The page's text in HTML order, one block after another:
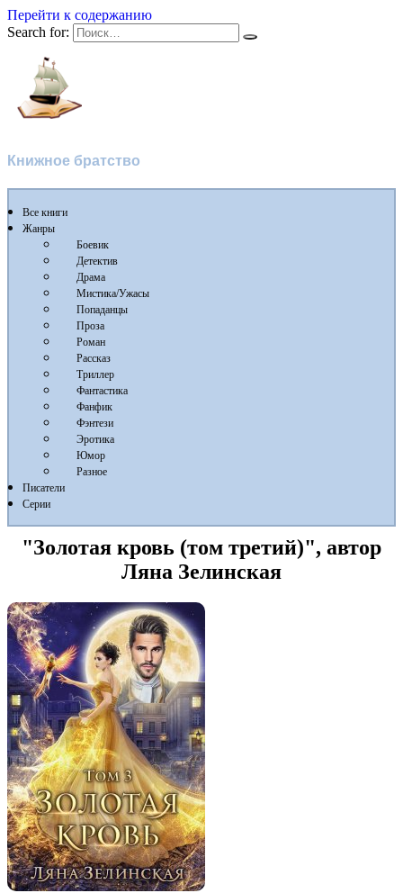
Перейти к содержанию
Search for:
Книжное братство
Все книги
Жанры
Боевик
Детектив
Драма
Мистика/Ужасы
Попаданцы
Проза
Роман
Рассказ
Триллер
Фантастика
Фанфик
Фэнтези
Эротика
Юмор
Разное
Писатели
Серии
"Золотая кровь (том третий)", автор
Ляна Зелинская